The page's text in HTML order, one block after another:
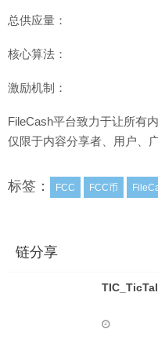
总供应量：
核心算法：
激励机制：
FileCash平台致力于让所有
仅限于内容分享者、用户、
标签： FCC FCC币
链分享